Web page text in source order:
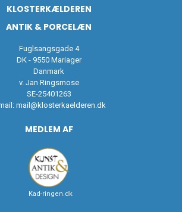
KLOSTERKÆLDEREN
ANTIK & PORCELÆN
Fuglsangsgade 4
DK - 9550 Mariager
Danmark
v. Jan Ringsmose
SE-25401263
mail@klosterkaelderen.dk
MEDLEM AF
Kad-ringen.dk